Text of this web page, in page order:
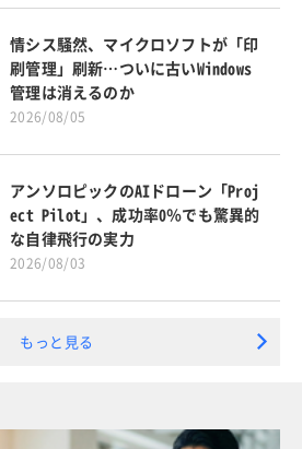
情シス騒然、マイクロソフトが「印
刷管理」刷新…ついに古いWindows
管理は消えるのか
2026/08/05
アンソロピックのAIドローン「Proj
ect Pilot」、成功率0％でも驚異的
な自律飛行の実力
2026/08/03
もっと見る